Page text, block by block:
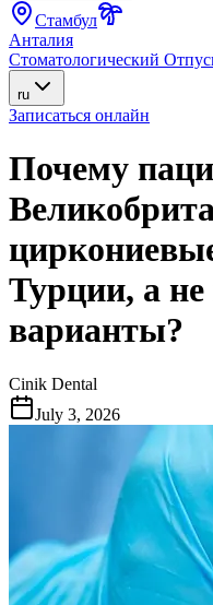
Стамбул
Анталия
Стоматологический
ru
Записаться онлайн
Почему
Турции, а
варианты?
Cinik Dental
July 3, 2026